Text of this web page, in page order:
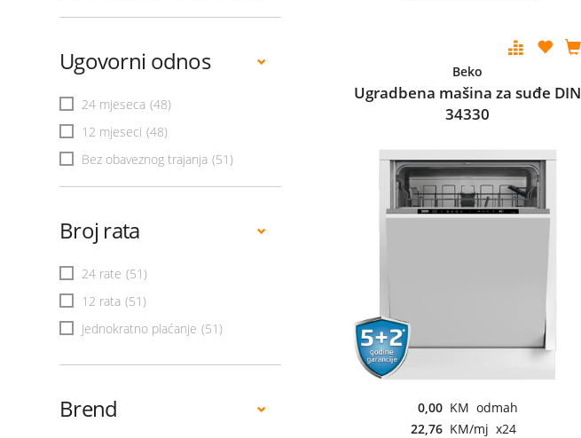
Ugovorni odnos
24 mjeseca (48)
12 mjeseci (48)
Bez obaveznog trajanja (51)
Broj rata
24 rate (51)
12 rata (51)
Jednokratno plaćanje (51)
Brend
Beko
Ugradbena mašina za suđe DIN
34330
0,00 KM odmah
22,76 KM/mj x24